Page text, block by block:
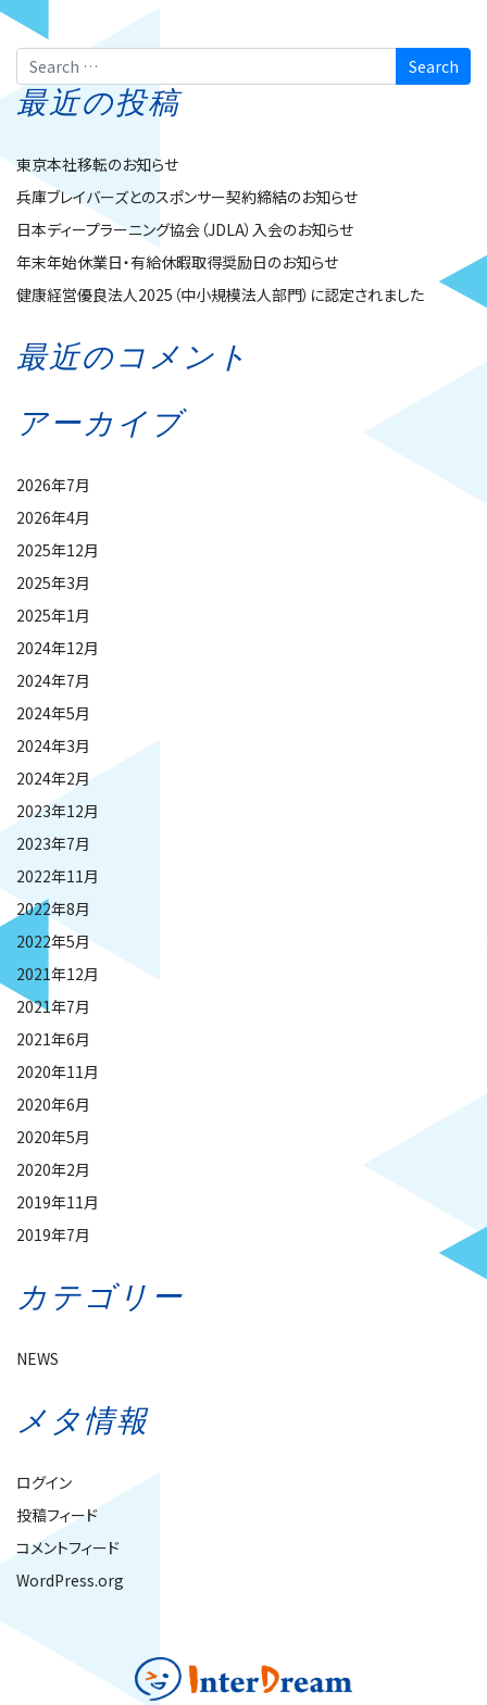
Search
最近の投稿
東京本社移転のお知らせ
兵庫ブレイバーズとのスポンサー契約締結のお知らせ
日本ディープラーニング協会（JDLA）入会のお知らせ
年末年始休業日・有給休暇取得奨励日のお知らせ
健康経営優良法人2025（中小規模法人部門）に認定されました
最近のコメント
アーカイブ
2026年7月
2026年4月
2025年12月
2025年3月
2025年1月
2024年12月
2024年7月
2024年5月
2024年3月
2024年2月
2023年12月
2023年7月
2022年11月
2022年8月
2022年5月
2021年12月
2021年7月
2021年6月
2020年11月
2020年6月
2020年5月
2020年2月
2019年11月
2019年7月
カテゴリー
NEWS
メタ情報
ログイン
投稿フィード
コメントフィード
WordPress.org